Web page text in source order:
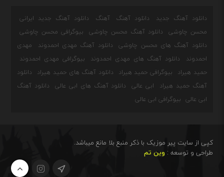
دانلود آهنگ جدید دانلود آهنگ آهنگ
دانلود آهنگ جدید ایرانی
محسن چاوشی
دانلود آهنگ محسن چاوشی
بیوگرافی محسن چاوشی
دانلود آهنگ های محسن چاوشی
دانلود آهنگ مهدی احمدوند
مهدی
احمدوند
دانلود آهنگ های مهدی احمدوند
بیوگرافی مهدی احمدوند
حمید هیراد
بیوگرافی حمید هیراد دانلود آهنگ های حمید هیراد
دانلود
آهنگ حمید هیراد
ابی عالی دانلود آهنگ های ابی عالی
دانلود آهنگ
ابی عالی
بیوگرافی ابی عالی
کپی از سایت پیر موزیک با ذکر منبع بلا مانع میباشد.
طراحی و توسعه :وین تم